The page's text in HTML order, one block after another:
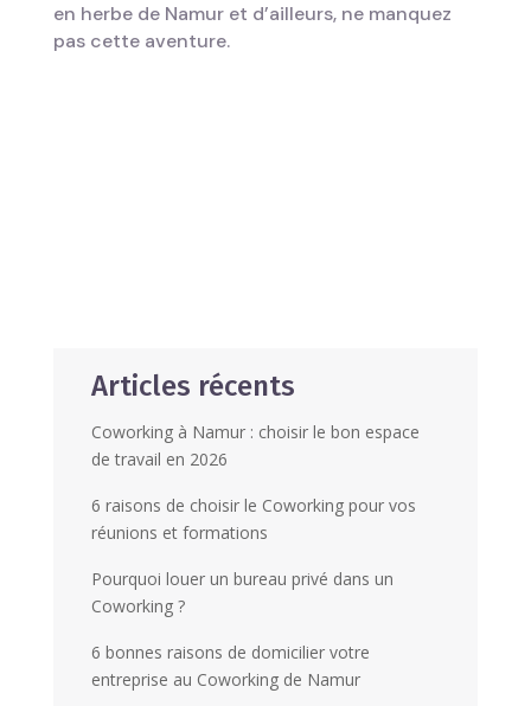
en herbe de Namur et d’ailleurs, ne manquez
pas cette aventure.
Articles récents
Coworking à Namur : choisir le bon espace
de travail en 2026
6 raisons de choisir le Coworking pour vos
réunions et formations
Pourquoi louer un bureau privé dans un
Coworking ?
6 bonnes raisons de domicilier votre
entreprise au Coworking de Namur